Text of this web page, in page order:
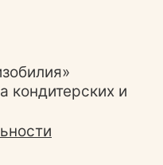
кондитерских и